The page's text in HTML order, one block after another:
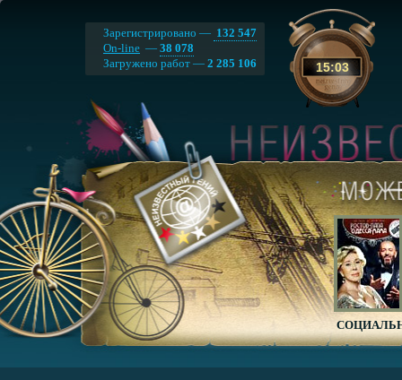
15:03
Зарегистрировано — 132 547
On-line — 38 078
Загружено работ — 2 285 106